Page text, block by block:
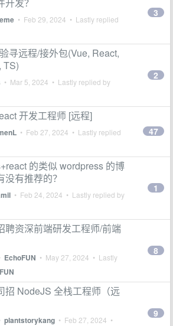
• Feb 29, 2024 • Lastly replied
3
寻远程/接外包(Vue, React,
TS)
• Mar 5, 2024 • Lastly replied by
2
开发工程师 [远程]
• Feb 27, 2024 • Lastly replied
47
的类似 wordpress 的博
有推荐的？
• Feb 24, 2024 • Lastly replied by
1
聘资深前端研发工程师/前端
EchoFUN • May 27, 2024 • Lastly
8
招 NodeJS 全栈工程师（远
plantstorykang • Feb 27, 2024 •
9